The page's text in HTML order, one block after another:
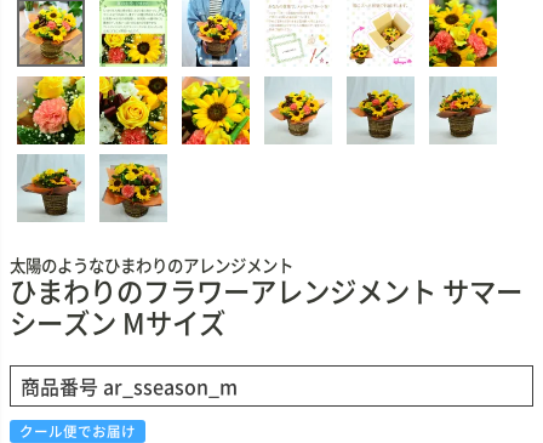
太陽のようなひまわりのアレンジメント
ひまわりのフラワーアレンジメント サマー
シーズン Mサイズ
商品番号 ar_sseason_m
クール便でお届け